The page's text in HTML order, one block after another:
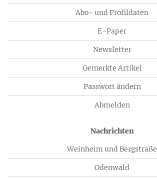
Abo- und Profildaten
E-Paper
Newsletter
Gemerkte Artikel
Passwort ändern
Abmelden
Nachrichten
Weinheim und Bergstraße
Odenwald